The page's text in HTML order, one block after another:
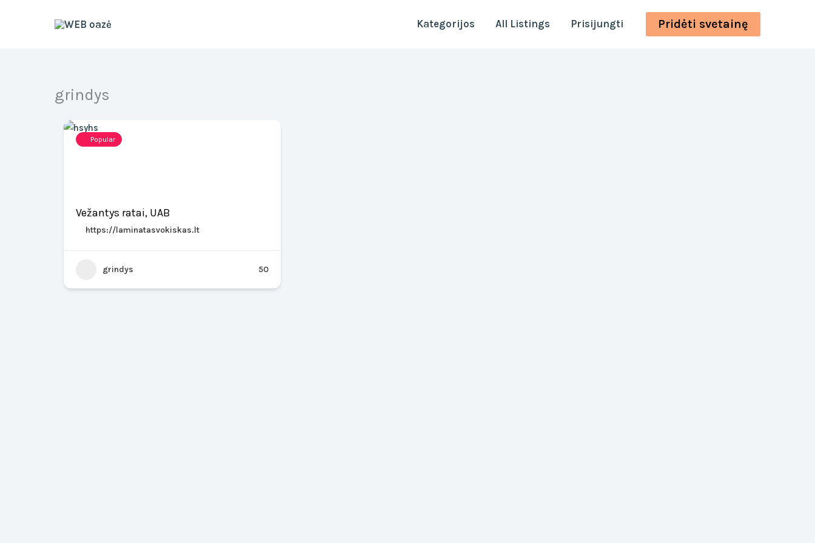
Kategorijos All Listings Prisijungti Pridėti svetainę
grindys
Popular
Vežantys ratai, UAB
https://laminatasvokiskas.lt
grindys 50